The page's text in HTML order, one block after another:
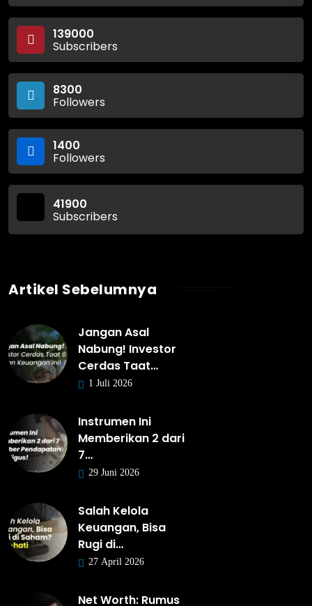
139000
Subscribers
8300
Followers
1400
Followers
41900
Subscribers
Artikel Sebelumnya
Jangan Asal
Nabung! Investor
Cerdas Taat…
1 Juli 2026
Instrumen Ini
Memberikan 2 dari
7…
29 Juni 2026
Salah Kelola
Keuangan, Bisa
Rugi di…
27 April 2026
Net Worth: Rumus